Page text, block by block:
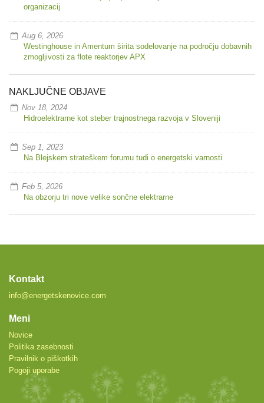
organizacij
Aug 6, 2026
Westinghouse in Amentum širita sodelovanje na področju dobavnih
zmogljivosti za flote reaktorjev APX
NAKLJUČNE OBJAVE
Nov 18, 2024
Hidroelektrarne kot steber trajnostnega razvoja v Sloveniji
Sep 1, 2023
Na Blejskem strateškem forumu tudi o energetski varnosti
Feb 5, 2026
Na obzorju tri nove velike sončne elektrarne
Kontakt
info@energetskenovice.com
Meni
Novice
Politika zasebnosti
Pravilnik o piškotkih
Pogoji uporabe